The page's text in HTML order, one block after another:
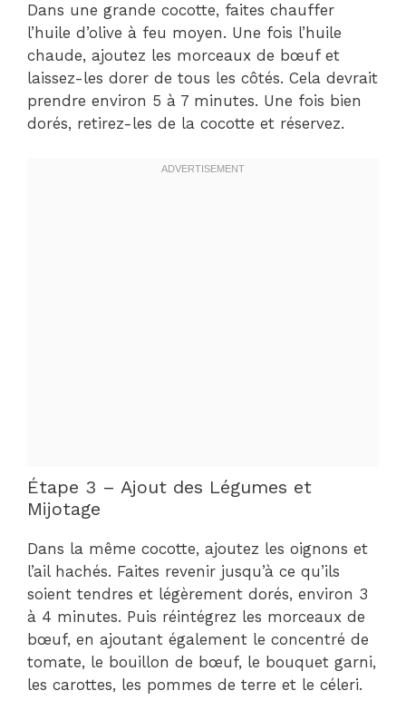
Dans une grande cocotte, faites chauffer
l’huile d’olive à feu moyen. Une fois l’huile
chaude, ajoutez les morceaux de bœuf et
laissez-les dorer de tous les côtés. Cela devrait
prendre environ 5 à 7 minutes. Une fois bien
dorés, retirez-les de la cocotte et réservez.
Étape 3 – Ajout des Légumes et
Mijotage
Dans la même cocotte, ajoutez les oignons et
l’ail hachés. Faites revenir jusqu’à ce qu’ils
soient tendres et légèrement dorés, environ 3
à 4 minutes. Puis réintégrez les morceaux de
bœuf, en ajoutant également le concentré de
tomate, le bouillon de bœuf, le bouquet garni,
les carottes, les pommes de terre et le céleri.